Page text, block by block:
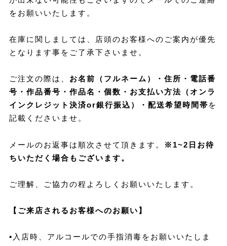
をお願いいたします。
在庫に関しましては、店頭のお客様へのご案内が優先
となります事をご了承下さいませ。
ご注文の際は、 お名前（フルネーム）・住所・電話番
号・作品番号・作品名・個数・お支払い方法（オンラ
インクレジット決済or銀行振込）・配送希望時間帯 を
記載くださいませ。
メールのお返事は順次させて頂きます。
※1~2日お待
ちいただく場合もございます。
ご理解、ご協力の程よろしくお願いいたします。
【ご来店されるお客様へのお願い】
▪︎ 入店時、アルコールでの手指消毒をお願いいたしま